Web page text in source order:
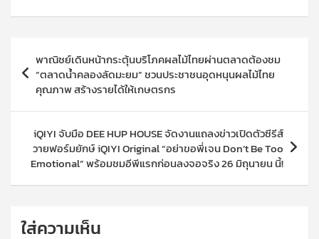
เรื่องพาณิชย์เดินหน้ากระตุ้นบริโภคผลไม้ไทยผ่านตลาดต้องชม
“ตลาดน้ำคลองลัดมะยม” ชวนประชาชนอุดหนุนผลไม้ไทย
คุณภาพ สร้างรายได้ให้เกษตรกร
iQIYI จับมือ DEE HUP HOUSE จัดงานแถลงข่าวเปิดตัวซีรีส์
วายฟอร์มยักษ์ iQIYI Original “อย่าขอพี่เจน Don’t Be Too
Emotional” พร้อมชมอีพีแรกก่อนลงจอจริง 26 มิถุนายน นี้!
ใส่ความเห็น